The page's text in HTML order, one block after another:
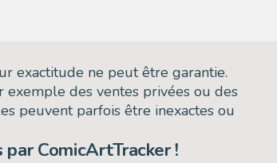
exactitude ne peut être garantie.
des ventes privées ou des
peuvent parfois être inexactes ou
ComicArtTracker !